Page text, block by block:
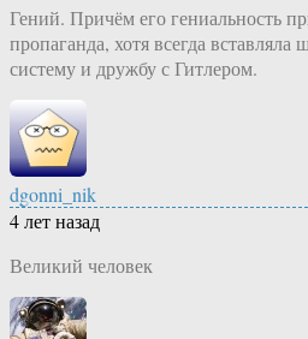
Гений. Причём его гениальность
пропаганда, хотя всегда
систему и дружбу с Гитлером.
dgonni_nik
4 лет назад
Великий человек